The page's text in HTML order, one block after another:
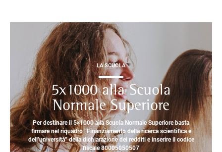
LA SCUOLA
5x1000 alla Scuola
Normale Superiore
Per destinare il 5×1000 alla Scuola Normale Superiore basta
firmare nel riquadro “Finanziamento della ricerca scientifica e
dell’università” della dichiarazione dei redditi e inserire il codice
fiscale 80005050507